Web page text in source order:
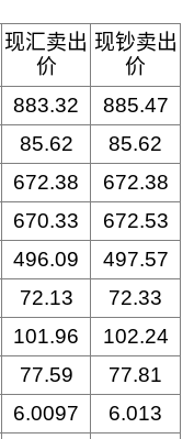
现汇卖出
价
现钞卖出
价
883.32
885.47
85.62
85.62
672.38
672.38
670.33
672.53
496.09
497.57
72.13
72.33
101.96
102.24
77.59
77.81
6.0097
6.013